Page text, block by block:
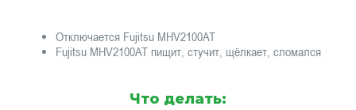
Отключается Fujitsu MHV2100AT
Fujitsu MHV2100AT пищит, стучит, щёлкает, сломался
Что делать: